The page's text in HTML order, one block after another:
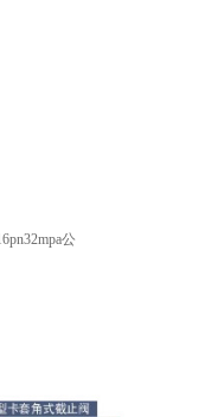
公